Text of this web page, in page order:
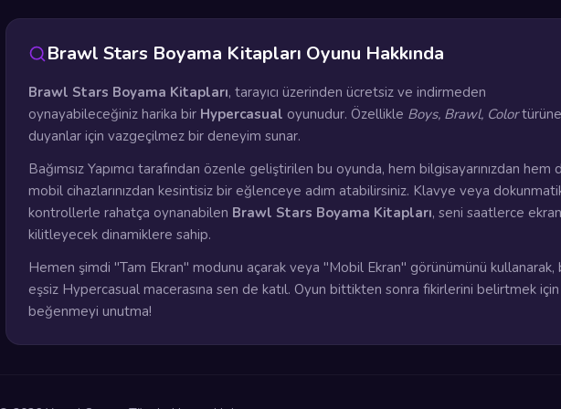
Brawl Stars Boyama Kitapları Oyunu Hakkında
Brawl Stars Boyama Kitapları, tarayıcı üzerinden ücretsiz ve indirmeden
oynayabileceğiniz harika bir Hypercasual oyunudur. Özellikle Boys, Brawl, Color
duyanlar için vazgeçilmez bir deneyim sunar.
Bağımsız Yapımcı tarafından özenle geliştirilen bu oyunda, hem bilgisayarınızdan hem
mobil cihazlarınızdan kesintisiz bir eğlenceye adım atabilirsiniz. Klavye veya
kontrollerle rahatça oynanabilen Brawl Stars Boyama Kitapları, seni saatlerce
kilitleyecek dinamiklere sahip.
Hemen şimdi "Tam Ekran" modunu açarak veya "Mobil Ekran" görünümünü kullanarak,
eşsiz Hypercasual macerasına sen de katıl. Oyun bittikten sonra fikirlerini belirtmek için
beğenmeyi unutma!